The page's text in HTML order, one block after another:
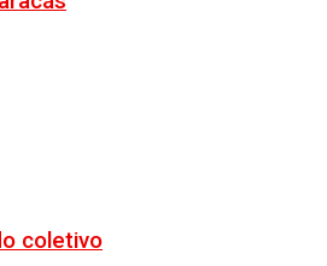
coletivo